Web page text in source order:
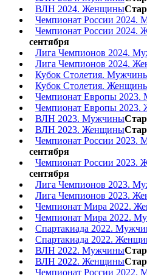
ВЛН 2024. Женщины
Чемпионат России 2024.
Чемпионат России 2024.
сентября
Лига Чемпионов 2024.
Лига Чемпионов 2024.
Кубок Столетия.
Кубок Столетия.
Чемпионат Европы
Чемпионат Европы
ВЛН 2023. Мужчины
ВЛН 2023. Женщины
Чемпионат России 2023.
сентября
Чемпионат России 2023.
сентября
Лига Чемпионов 2023.
Лига Чемпионов 2023.
Чемпионат Мира 2022.
Чемпионат Мира 2022.
Спартакиада 2022.
Спартакиада 2022.
ВЛН 2022. Мужчины
ВЛН 2022. Женщины
Чемпионат России 2022.